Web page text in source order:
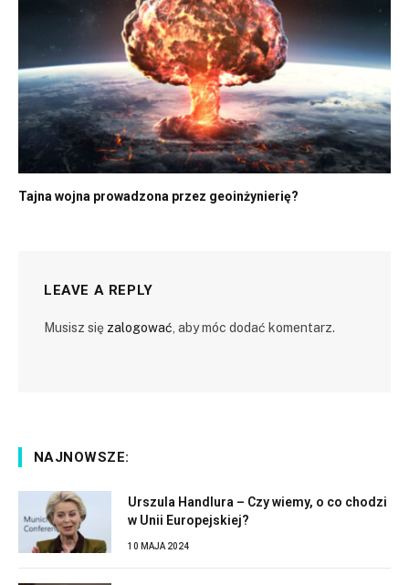
Tajna wojna prowadzona przez geoinżynierię?
LEAVE A REPLY
Musisz się zalogować , aby móc dodać komentarz.
NAJNOWSZE:
Urszula Handlura – Czy wiemy, o co chodzi
w Unii Europejskiej?
10 MAJA 2024